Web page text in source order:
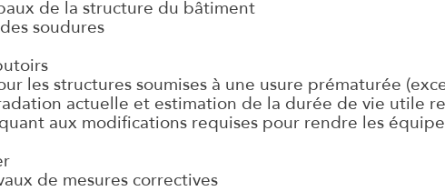
de la structure du bâtiment
soudures
les structures soumises à une usure prématurée
actuelle et estimation de la durée de vie utile
aux modifications requises pour rendre les
de mesures correctives